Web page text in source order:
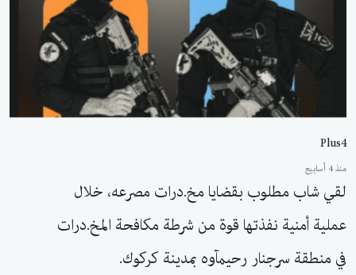
Plus4
منذ 4 أسابيع
لقي شاب مطلوب بقضايا مخ.درات مصرعه، خلال
عملية أمنية نفذتها قوة من شرطة مكافحة المخ.درات
في منطقة سرجنار رحيمآوه بمدينة كركوك.